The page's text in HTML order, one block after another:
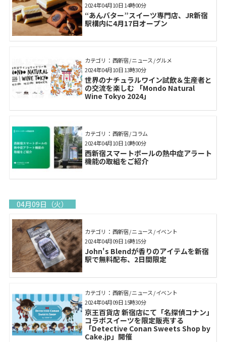
“あんバター”スイーツ専門店、JR新宿
駅構内に4月17日オープン
2024年04月10日 14時00分
カテゴリ： 西新宿 / ニュース / グルメ
世界のナチュラルワイン試飲＆生産者と
の交流を楽しむ 「Mondo Natural
Wine Tokyo 2024」
2024年04月10日 13時30分
カテゴリ： 西新宿 / コラム
西新宿スマートポールの熱中症アラート
機能の取組をご紹介
2024年04月10日 10時00分
04月09日（火）
カテゴリ： 西新宿 / ニュース / イベント
John's Blendが香りのアイテムを新宿
駅で無料配布、2日間限定
2024年04月09日 16時15分
カテゴリ： 西新宿 / ニュース / イベント
京王百貨店 新宿店にて「名探偵コナン」
コラボスイーツを限定販売する
「Detective Conan Sweets Shop by
Cake.jp」開催
2024年04月09日 15時30分